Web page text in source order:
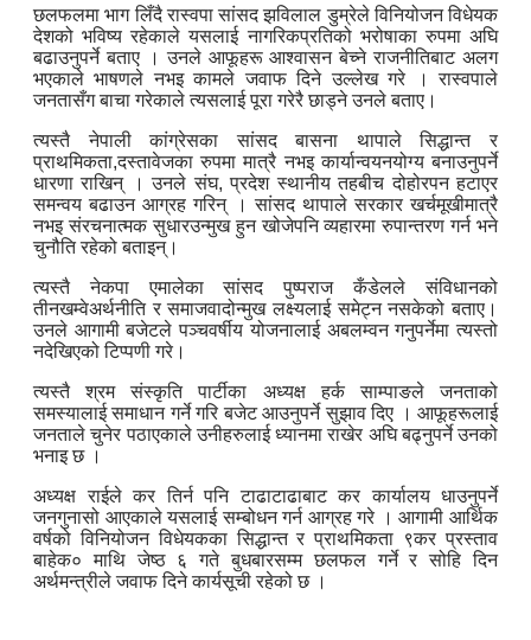
छलफलमा भाग लिँदै रास्वपा सांसद झविलाल डुम्रेले विनियोजन विधेयक
देशको भविष्य रहेकाले यसलाई नागरिकप्रतिको भरोषाका रुपमा अघि
बढाउनुपर्ने बताए । उनले आफूहरू आश्वासन बेच्ने राजनीतिबाट अलग
भएकाले भाषणले नभइ कामले जवाफ दिने उल्लेख गरे । रास्वपाले
जनतासँग बाचा गरेकाले त्यसलाई पूरा गरेरै छाड्ने उनले बताए।
त्यस्तै नेपाली कांग्रेसका सांसद बासना थापाले सिद्धान्त र
प्राथमिकता,दस्तावेजका रुपमा मात्रै नभइ कार्यान्वयनयोग्य बनाउनुपर्ने
धारणा राखिन् । उनले संघ, प्रदेश स्थानीय तहबीच दोहोरपन हटाएर
समन्वय बढाउन आग्रह गरिन् । सांसद थापाले सरकार खर्चमूखीमात्रै
नभइ संरचनात्मक सुधारउन्मुख हुन खोजेपनि व्यहारमा रुपान्तरण गर्न भने
चुनौति रहेको बताइन्।
त्यस्तै नेकपा एमालेका सांसद पुष्पराज कँडेलले संविधानको
तीनखम्वेअर्थनीति र समाजवादोन्मुख लक्ष्यलाई समेट्न नसकेको बताए।
उनले आगामी बजेटले पञ्चवर्षीय योजनालाई अबलम्वन गनुपर्नेमा त्यस्तो
नदेखिएको टिप्पणी गरे।
त्यस्तै श्रम संस्कृति पार्टीका अध्यक्ष हर्क साम्पाङले जनताको
समस्यालाई समाधान गर्ने गरि बजेट आउनुपर्ने सुझाव दिए । आफूहरूलाई
जनताले चुनेर पठाएकाले उनीहरुलाई ध्यानमा राखेर अघि बढ्नुपर्ने उनको
भनाइ छ ।
अध्यक्ष राईले कर तिर्न पनि टाढाटाढाबाट कर कार्यालय धाउनुपर्ने
जनगुनासो आएकाले यसलाई सम्बोधन गर्न आग्रह गरे । आगामी आर्थिक
वर्षको विनियोजन विधेयकका सिद्धान्त र प्राथमिकता ९कर प्रस्ताव
बाहेक० माथि जेष्ठ ६ गते बुधबारसम्म छलफल गर्ने र सोहि दिन
अर्थमन्त्रीले जवाफ दिने कार्यसूची रहेको छ ।